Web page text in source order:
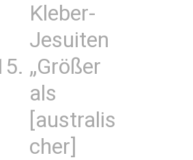
Kleber-
Jesuiten
„Größer
als
[australis
cher]